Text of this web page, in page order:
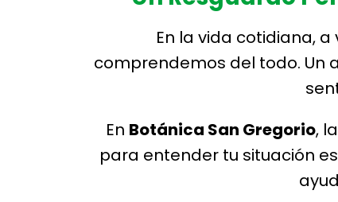
En la vida cotidiana,
comprendemos del todo. Un
En Botánica San Gregorio,
para entender tu situación